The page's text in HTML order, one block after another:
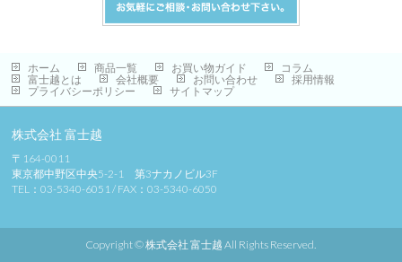
ホーム 商品一覧 お買い物ガイド
コラム
富士越とは
会社概要 お問い合わせ
採用情報
プライバシーポリシー
サイトマップ
株式会社 富士越
〒164-0011
東京都中野区中央5-2-1 第3ナカノビル3F
TEL：03-5340-6051 / FAX：03-5340-6050
Copyright ©株式会社 富士越 All Rights Reserved.